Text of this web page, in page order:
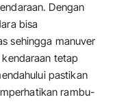
Dengan
bisa
sehingga manuver
tetap
pastikan
rambu-